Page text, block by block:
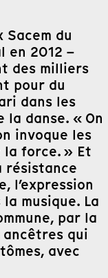
du
en 2012 –
des milliers
pour du
dans les
la danse. « On
invoque les
force. » Et
résistance
l’expression
musique. La
par la
qui
avec